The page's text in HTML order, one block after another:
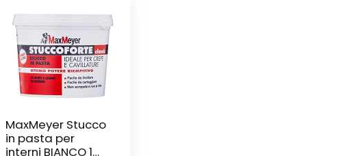
MaxMeyer Stucco
in pasta per
interni BIANCO 1